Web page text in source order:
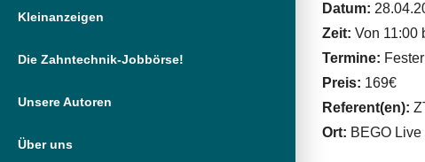
Kleinanzeigen
Die Zahntechnik-Jobbörse!
Unsere Autoren
Über uns
Datum:
Zeit: Von 11:00
Termine:
Preis: 169€
Referent(en):
Ort: BEGO